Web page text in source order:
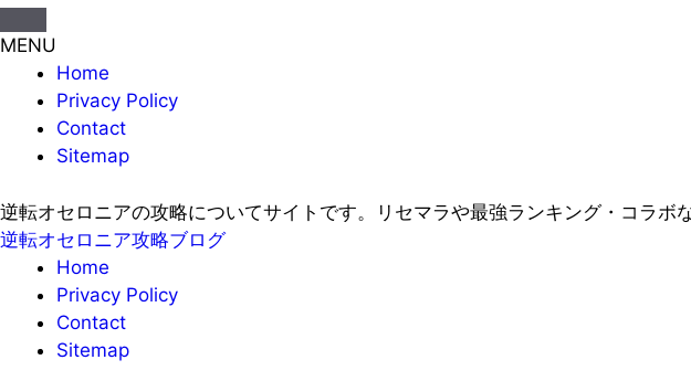
MENU
Home
Privacy Policy
Contact
Sitemap
逆転オセロニアの攻略についてサイトです。リセマラや最強ランキング・コラボ
逆転オセロニア攻略ブログ
Home
Privacy Policy
Contact
Sitemap